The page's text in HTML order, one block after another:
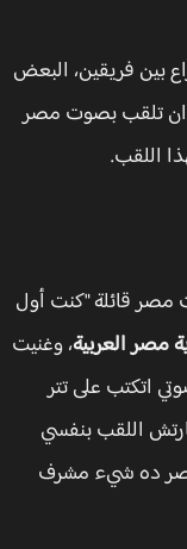
بين فريقين، البعض
تلقب بصوت مصر
قائلة "كنت أول
العربية، وغنيت
على تتر
اللقب بنفسي
ده شيء مشرف